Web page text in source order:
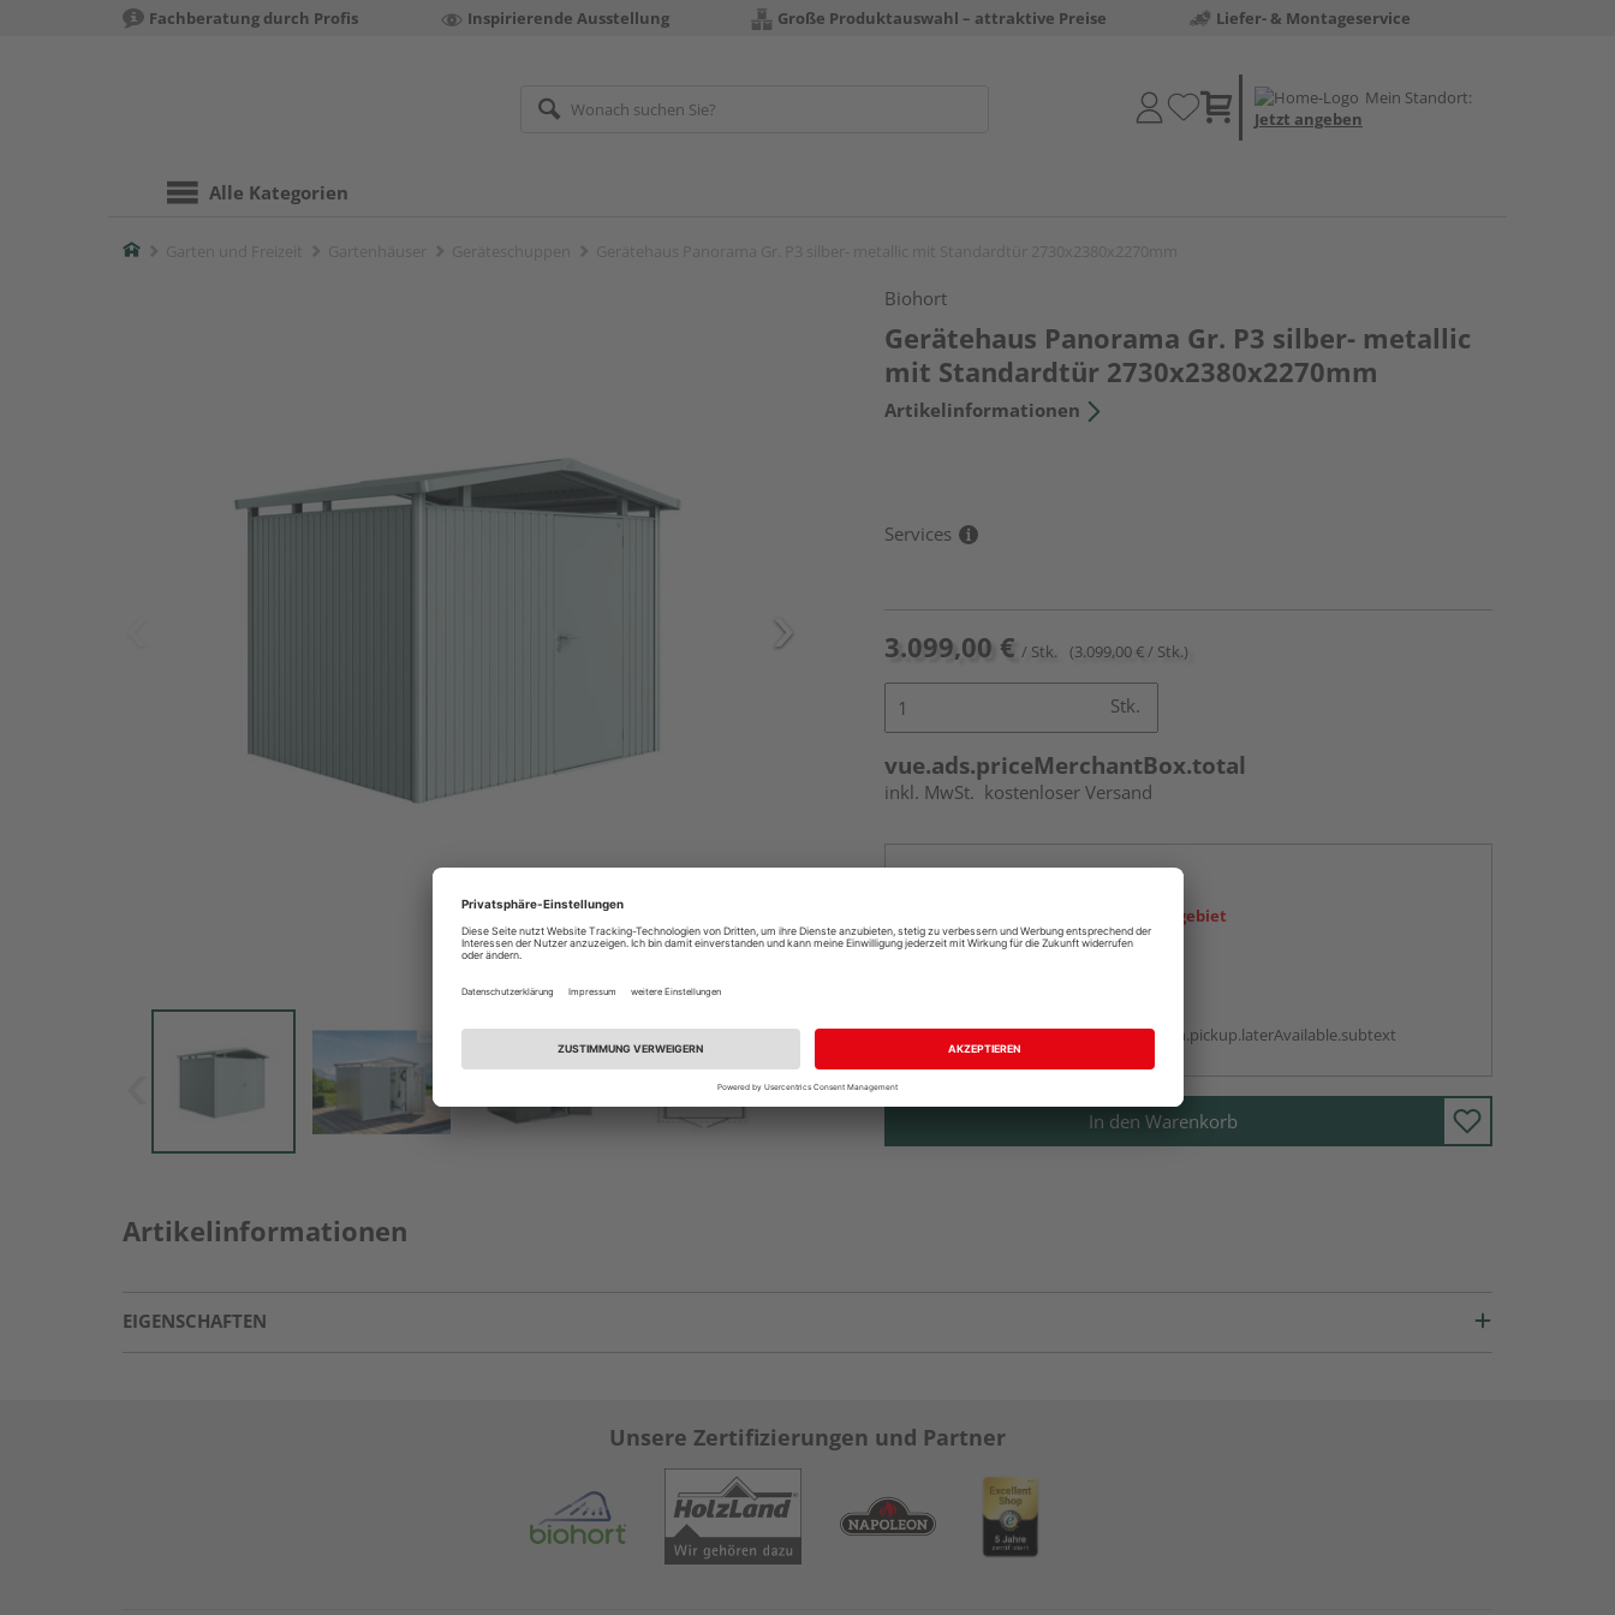
Fachberatung durch Profis Inspirierende Ausstellung Große Produktauswahl – attraktive Preise Liefer- & Montageservice
Mein Standort:
Jetzt angeben
Alle Kategorien
Home
Biohort
Gerätehaus Panorama Gr. P3 silber- metallic
mit Standardtür 2730x2380x2270mm
Artikelinformationen
Services
3.099,00 € / Stk. (3.099,00 € / Stk.)
Stk.
vue.ads.priceMerchantBox.total
inkl. MwSt. kostenloser Versand
Ihr Standort ist nicht im Liefergebiet
vue.ads.priceMerchantBox.option.pickup.laterAvailable.subtext
In den Warenkorb
Artikelinformationen
EIGENSCHAFTEN
Unsere Zertifizierungen und Partner